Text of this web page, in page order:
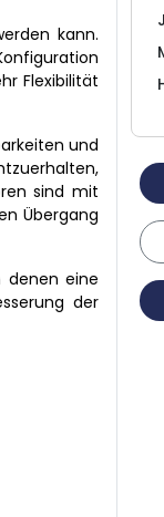
kann.
Flexibilität
und
sind mit
Übergang
denen eine
der